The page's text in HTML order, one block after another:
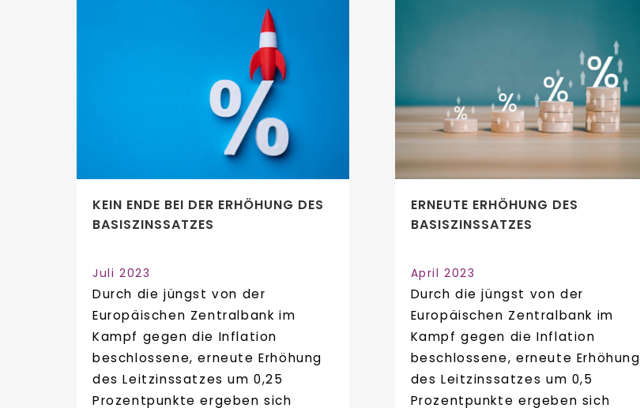
KEIN ENDE BEI DER ERHÖHUNG DES
BASISZINSSATZES
Juli 2023
Durch die jüngst von der
Europäischen Zentralbank im
Kampf gegen die Inflation
beschlossene, erneute Erhöhung
des Leitzinssatzes um 0,25
Prozentpunkte ergeben sich
ERNEUTE ERHÖHUNG DES
BASISZINSSATZES
April 2023
Durch die jüngst von der
Europäischen Zentralbank im
Kampf gegen die Inflation
beschlossene, erneute Erhöhung
des Leitzinssatzes um 0,5
Prozentpunkte ergeben sich